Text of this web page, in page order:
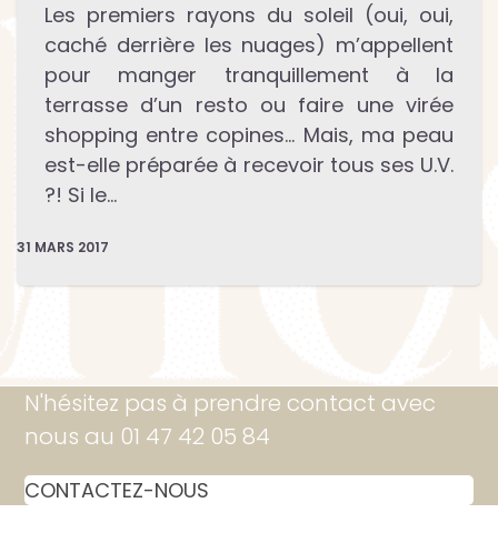
Les premiers rayons du soleil (oui, oui,
caché derrière les nuages) m’appellent
pour manger tranquillement à la
terrasse d’un resto ou faire une virée
shopping entre copines… Mais, ma peau
est-elle préparée à recevoir tous ses U.V.
?! Si le…
31 MARS 2017
N'hésitez pas à prendre contact avec
nous au 01 47 42 05 84
CONTACTEZ-NOUS